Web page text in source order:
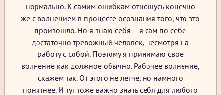
нормально. К самим ошибкам отношусь конечно
же с волнением в процессе осознания того, что это
произошло. Но я знаю себя – я сам по себе
достаточно тревожный человек, несмотря на
работу с собой. Поэтому я принимаю свое
волнение как должное обычно. Рабочее волнение,
скажем так. От этого не легче, но намного
понятнее. И тут тоже важно знать себя для любого